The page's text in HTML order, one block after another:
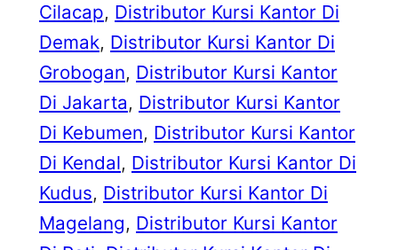
Cilacap, Distributor Kursi Kantor Di
Demak, Distributor Kursi Kantor Di
Grobogan, Distributor Kursi Kantor
Di Jakarta, Distributor Kursi Kantor
Di Kebumen, Distributor Kursi Kantor
Di Kendal, Distributor Kursi Kantor Di
Kudus, Distributor Kursi Kantor Di
Magelang, Distributor Kursi Kantor